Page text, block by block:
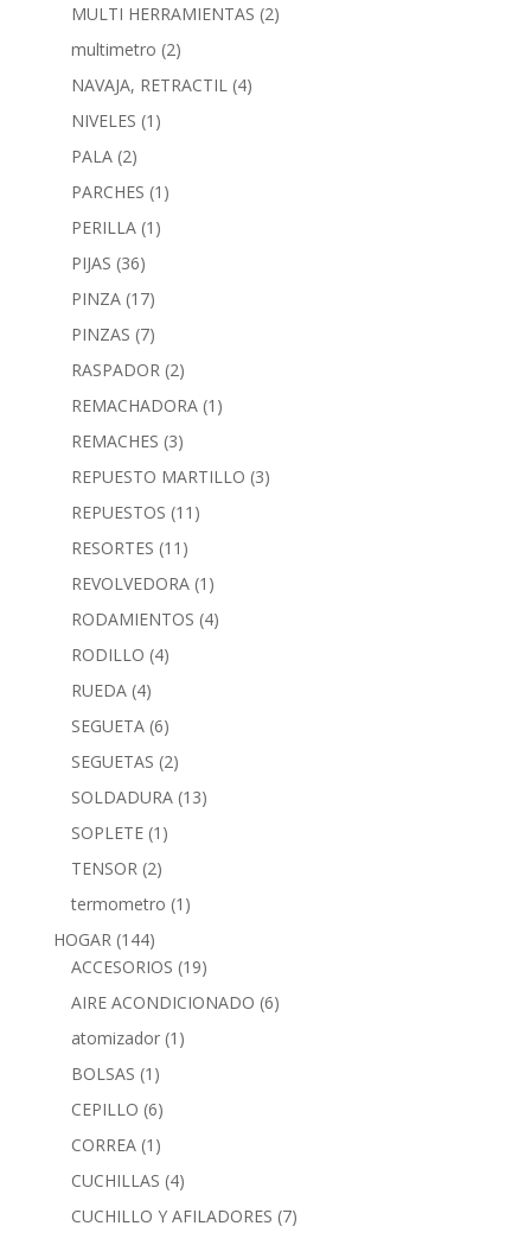
MULTI HERRAMIENTAS (2)
multimetro (2)
NAVAJA, RETRACTIL (4)
NIVELES (1)
PALA (2)
PARCHES (1)
PERILLA (1)
PIJAS (36)
PINZA (17)
PINZAS (7)
RASPADOR (2)
REMACHADORA (1)
REMACHES (3)
REPUESTO MARTILLO (3)
REPUESTOS (11)
RESORTES (11)
REVOLVEDORA (1)
RODAMIENTOS (4)
RODILLO (4)
RUEDA (4)
SEGUETA (6)
SEGUETAS (2)
SOLDADURA (13)
SOPLETE (1)
TENSOR (2)
termometro (1)
HOGAR (144)
ACCESORIOS (19)
AIRE ACONDICIONADO (6)
atomizador (1)
BOLSAS (1)
CEPILLO (6)
CORREA (1)
CUCHILLAS (4)
CUCHILLO Y AFILADORES (7)